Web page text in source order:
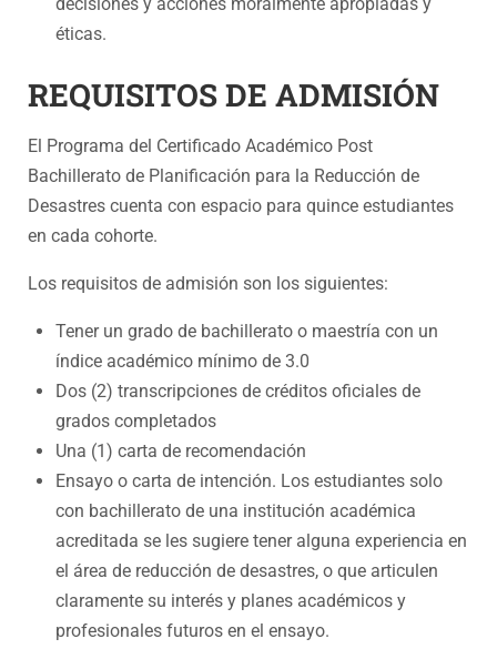
éticas.
REQUISITOS DE ADMISIÓN
El Programa del Certificado Académico Post
Bachillerato de Planificación para la Reducción de
Desastres cuenta con espacio para quince estudiantes
en cada cohorte.
Los requisitos de admisión son los siguientes:
Tener un grado de bachillerato o maestría con un
índice académico mínimo de 3.0
Dos (2) transcripciones de créditos oficiales de
grados completados
Una (1) carta de recomendación
Ensayo o carta de intención. Los estudiantes solo
con bachillerato de una institución académica
acreditada se les sugiere tener alguna experiencia en
el área de reducción de desastres, o que articulen
claramente su interés y planes académicos y
profesionales futuros en el ensayo.